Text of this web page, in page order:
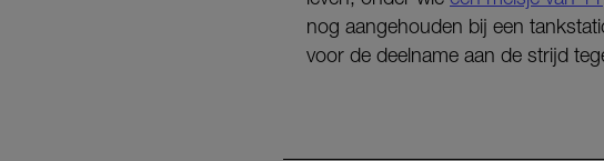
nog aangehouden bij een
voor de deelname aan de strijd